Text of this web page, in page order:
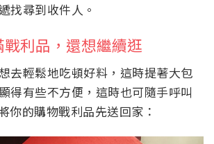
找尋到收件人。
利品，還想繼續逛
去輕鬆地吃頓好料，這時提著大包
得有些不方便，這時也可隨手呼叫
你的購物戰利品先送回家：